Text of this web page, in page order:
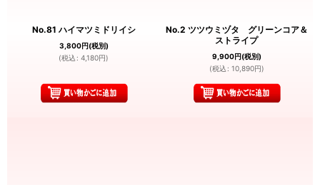
No.81 ハイマツミドリイシ
3,800円(税別)
(税込 : 4,180円)
No.2 ツツウミヅタ グリーンコア＆
ストライプ
9,900円(税別)
(税込 : 10,890円)